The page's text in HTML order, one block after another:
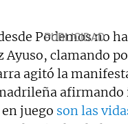
Podemos no
Ayuso, clamando
agitó la
afirmando
juego son las